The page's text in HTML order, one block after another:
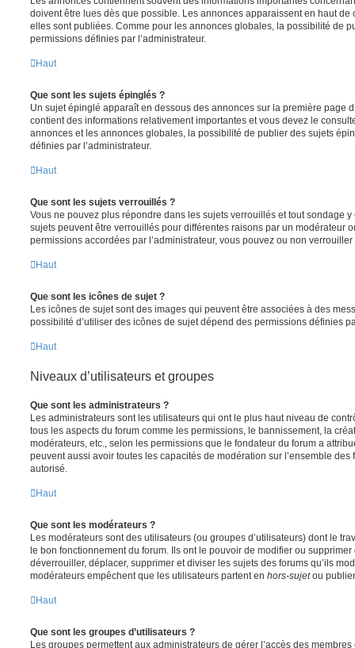
doivent être lues dès que possible. Les annonces apparaissent en haut
elles sont publiées. Comme pour les annonces globales, la possibilité de
permissions définies par l’administrateur.
Haut
Que sont les sujets épinglés ?
Un sujet épinglé apparaît en dessous des annonces sur la première page
contient des informations relativement importantes et vous devez le
annonces et les annonces globales, la possibilité de publier des sujets
définies par l’administrateur.
Haut
Que sont les sujets verrouillés ?
Vous ne pouvez plus répondre dans les sujets verrouillés et tout sondage
sujets peuvent être verrouillés pour différentes raisons par un modérateur
permissions accordées par l’administrateur, vous pouvez ou non
Haut
Que sont les icônes de sujet ?
Les icônes de sujet sont des images qui peuvent être associées à des
possibilité d’utiliser des icônes de sujet dépend des permissions définies
Haut
Niveaux d’utilisateurs et groupes
Que sont les administrateurs ?
Les administrateurs sont les utilisateurs qui ont le plus haut niveau de
tous les aspects du forum comme les permissions, le bannissement, la
modérateurs, etc., selon les permissions que le fondateur du forum a
peuvent aussi avoir toutes les capacités de modération sur l’ensemble
autorisé.
Haut
Que sont les modérateurs ?
Les modérateurs sont des utilisateurs (ou groupes d’utilisateurs) dont le
le bon fonctionnement du forum. Ils ont le pouvoir de modifier ou
déverrouiller, déplacer, supprimer et diviser les sujets des forums qu’ils
modérateurs empêchent que les utilisateurs partent en hors-sujetou
Haut
Que sont les groupes d’utilisateurs ?
Les groupes permettent aux administrateurs de gérer l’accès des